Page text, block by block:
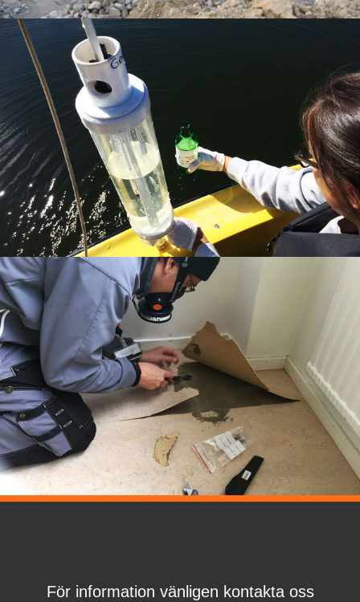
För information vänligen kontakta oss